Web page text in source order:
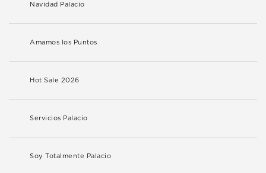
Navidad Palacio
Amamos los Puntos
Hot Sale 2026
Servicios Palacio
Soy Totalmente Palacio